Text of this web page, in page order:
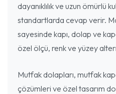
dayanıklılık ve uzun ömürlü
standartlarda cevap verir.
sayesinde kapı, dolap ve
özel ölçü, renk ve yüzey
Mutfak dolapları, mutfak
çözümleri ve özel tasarım